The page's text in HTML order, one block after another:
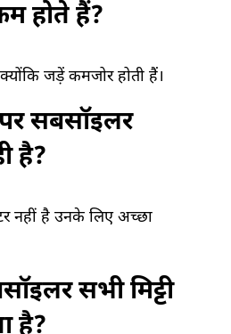
होते हैं?
जड़ें कमजोर होती हैं।
सबसॉइलर
है?
नहीं है उनके लिए अच्छा
सभी मिट्टी
है?